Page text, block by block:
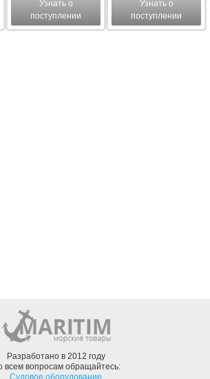
Узнать о
поступлении
Узнать о
поступлении
Разработано в 2012 году
всем вопросам обращайтесь:
Судовое оборудование